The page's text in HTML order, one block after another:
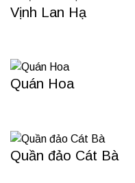
Vịnh Lan Hạ
Quán Hoa
Quần đảo Cát Bà